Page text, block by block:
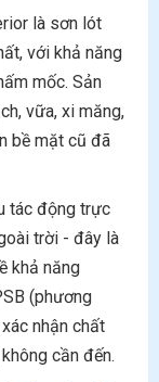
là sơn lót
với khả năng
mốc. Sản
vữa, xi măng,
bề mặt cũ đã
tác động trực
trời - đây là
khả năng
(phương
nhận chất
cần đến.